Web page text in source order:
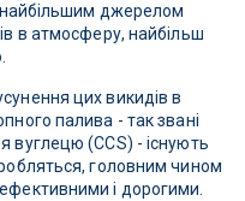
найбільшим джерелом
в атмосферу, найбільш
цих викидів в
палива - так звані
вуглецю (CCS) - існують
головним чином
і дорогими.